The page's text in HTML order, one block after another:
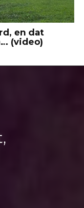
en dat
(video)